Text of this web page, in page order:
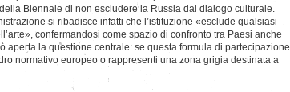
Biennale di non escludere la Russia dal dialogo culturale.
si ribadisce infatti che l’istituzione «esclude qualsiasi
confermandosi come spazio di confronto tra Paesi anche
aperta la questione centrale: se questa formula di partecipazione
normativo europeo o rappresenti una zona grigia destinata a